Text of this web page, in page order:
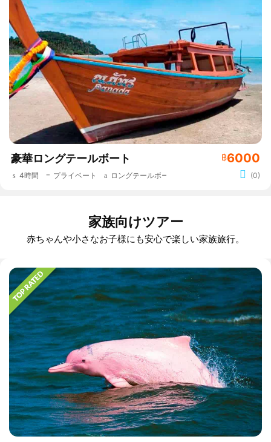
豪華ロングテールボート ฿6000
4時間 プライベート ロングテールボート (0)
家族向けツアー
赤ちゃんや小さなお子様にも安心で楽しい家族旅行。